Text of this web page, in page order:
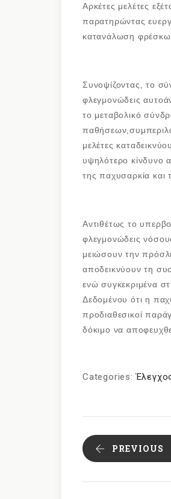
Αρκέτες μελέτες
παρατηρώντας
κατανάλωση
Συνοψίζοντας, το
φλεγμονώδεις
το μεταβολικό
μελέτες
υψηλότερο κίνδυνο
της παχυσαρκία και
Αντιθέτως το
φλεγμονώδεις
μειώσουν την
αποδεικνύουν τη
ενώ συγκεκριμένα
Δεδομένου ότι η
προδιαθεσικοί
δόκιμο να
Categories:
PREVIOUS